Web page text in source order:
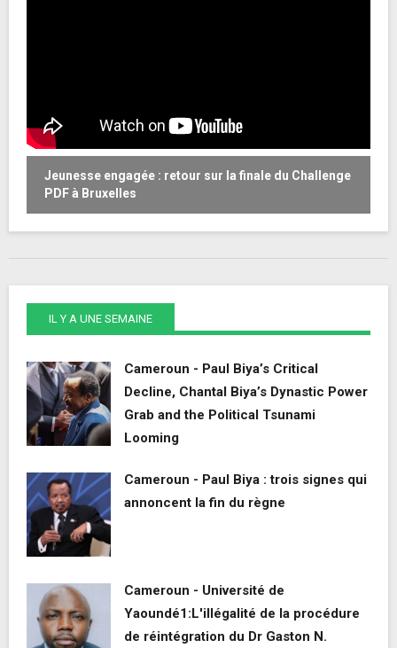
Jeunesse engagée : retour sur la finale du Challenge
PDF à Bruxelles
IL Y A UNE SEMAINE
Cameroun - Paul Biya’s Critical
Decline, Chantal Biya’s Dynastic Power
Grab and the Political Tsunami
Looming
Cameroun - Paul Biya : trois signes qui
annoncent la fin du règne
Cameroun - Université de
Yaoundé1:L'illégalité de la procédure
de réintégration du Dr Gaston N.